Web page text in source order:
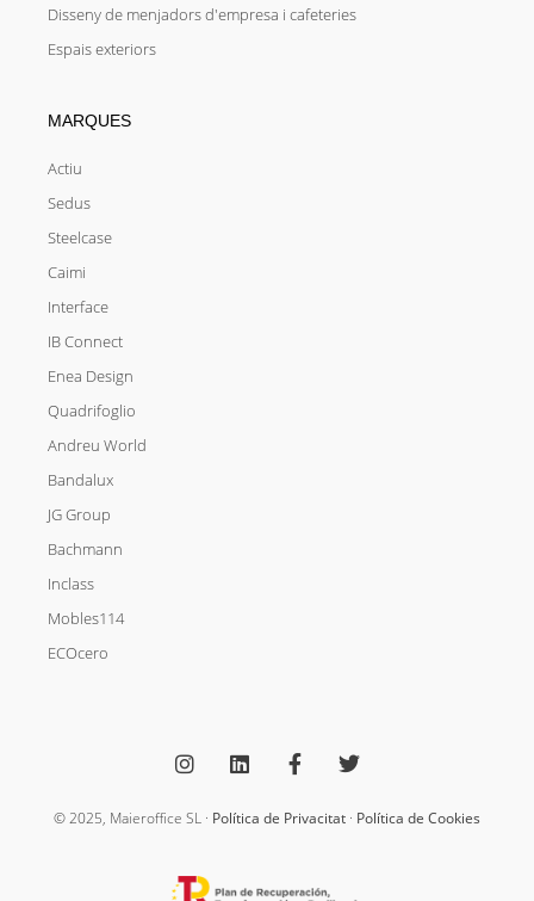
Disseny de menjadors d'empresa i cafeteries
Espais exteriors
MARQUES
Actiu
Sedus
Steelcase
Caimi
Interface
IB Connect
Enea Design
Quadrifoglio
Andreu World
Bandalux
JG Group
Bachmann
Inclass
Mobles114
ECOcero
s
t
g
m
n
k
d
c
e
o
-
i
t
e
© 2025, Maieroffice SL · Política de Privacitat · Política de Cookies